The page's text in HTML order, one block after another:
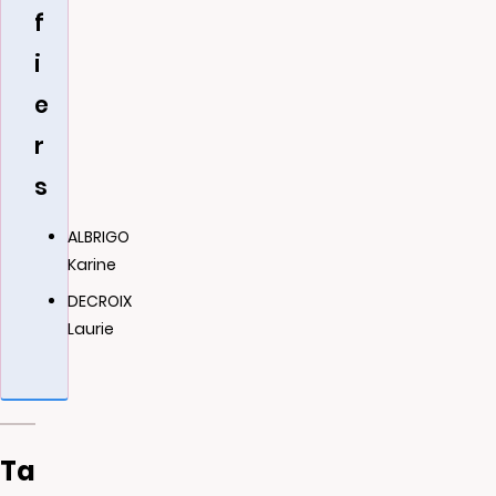
f
i
e
r
s
ALBRIGO
Karine
DECROIX
Laurie
Ta